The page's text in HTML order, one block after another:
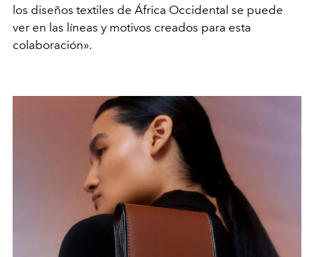
los diseños textiles de África Occidental se puede
ver en las líneas y motivos creados para esta
colaboración».